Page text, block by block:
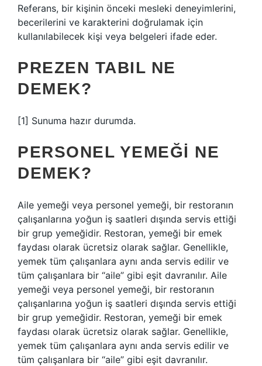
Referans, bir kişinin önceki mesleki deneyimlerini,
becerilerini ve karakterini doğrulamak için
kullanılabilecek kişi veya belgeleri ifade eder.
PREZEN TABIL NE
DEMEK?
[1] Sunuma hazır durumda.
PERSONEL YEMEĞI NE
DEMEK?
Aile yemeği veya personel yemeği, bir restoranın
çalışanlarına yoğun iş saatleri dışında servis ettiği
bir grup yemeğidir. Restoran, yemeği bir emek
faydası olarak ücretsiz olarak sağlar. Genellikle,
yemek tüm çalışanlara aynı anda servis edilir ve
tüm çalışanlara bir “aile” gibi eşit davranılır. Aile
yemeği veya personel yemeği, bir restoranın
çalışanlarına yoğun iş saatleri dışında servis ettiği
bir grup yemeğidir. Restoran, yemeği bir emek
faydası olarak ücretsiz olarak sağlar. Genellikle,
yemek tüm çalışanlara aynı anda servis edilir ve
tüm çalışanlara bir “aile” gibi eşit davranılır.